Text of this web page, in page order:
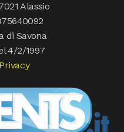
Alassio
di Savona
4/2/1997
Privacy